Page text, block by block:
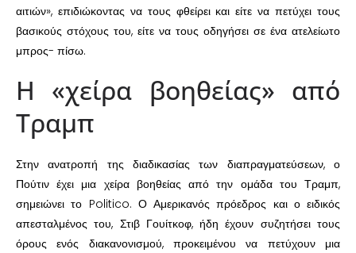
αιτιών», επιδιώκοντας να τους φθείρει και είτε να πετύχει τους
βασικούς στόχους του, είτε να τους οδηγήσει σε ένα ατελείωτο
μπρος- πίσω.
Η «χείρα βοηθείας» από
Τραμπ
Στην ανατροπή της διαδικασίας των διαπραγματεύσεων, ο
Πούτιν έχει μια χείρα βοηθείας από την ομάδα του Τραμπ,
σημειώνει το Politico. Ο Αμερικανός πρόεδρος και ο ειδικός
απεσταλμένος του, Στιβ Γουίτκοφ, ήδη έχουν συζητήσει τους
όρους ενός διακανονισμού, προκειμένου να πετύχουν μια